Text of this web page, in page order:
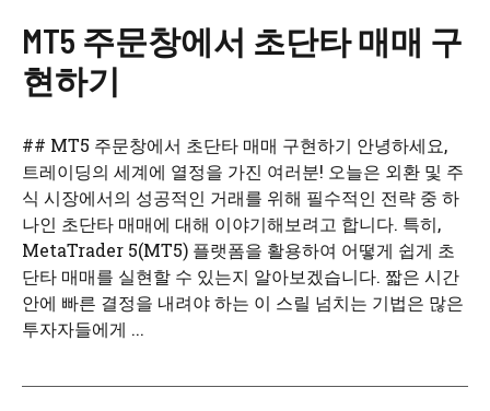
MT5 주문창에서 초단타 매매 구
현하기
## MT5 주문창에서 초단타 매매 구현하기 안녕하세요,
트레이딩의 세계에 열정을 가진 여러분! 오늘은 외환 및 주
식 시장에서의 성공적인 거래를 위해 필수적인 전략 중 하
나인 초단타 매매에 대해 이야기해보려고 합니다. 특히,
MetaTrader 5(MT5) 플랫폼을 활용하여 어떻게 쉽게 초
단타 매매를 실현할 수 있는지 알아보겠습니다. 짧은 시간
안에 빠른 결정을 내려야 하는 이 스릴 넘치는 기법은 많은
투자자들에게 ...